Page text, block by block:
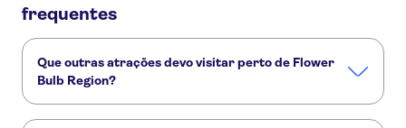
frequentes
Que outras atrações devo visitar perto de Flower
Bulb Region?